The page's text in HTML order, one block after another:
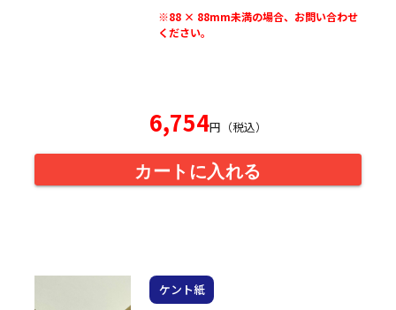
※88 × 88mm未満の場合、お問い合わせ
ください。
6,754円（税込）
カートに入れる
ケント紙